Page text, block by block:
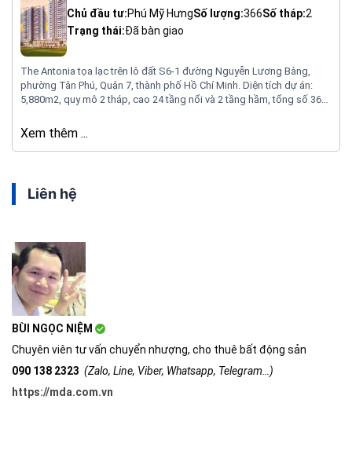
Chủ đầu tư:Phú Mỹ HưngSố lượng:366Số tháp:2
Trạng thái:Đã bàn giao
The Antonia tọa lạc trên lô đất S6-1 đường Nguyễn Lương Bằng,
phường Tân Phú, Quận 7, thành phố Hồ Chí Minh. Diện tích dự án:
5,880m2, quy mô 2 tháp, cao 24 tầng nổi và 2 tầng hầm, tổng số 366
76m2 – 273m2, 280 căn 2 phòng ngủ (76-89m2) – 80 căn 3 phòng
Xem thêm ...
Liên hệ
BÙI NGỌC NIỆM
Chuyên viên tư vấn chuyển nhượng, cho thuê bất động sản
090 138 2323 (Zalo, Line, Viber, Whatsapp, Telegram…)
https://mda.com.vn